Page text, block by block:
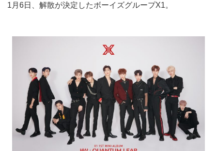
1月6日、解散が決定したボーイズグループX1。